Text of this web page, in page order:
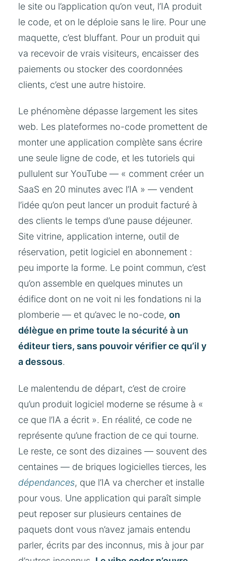
le site ou l’application qu’on veut, l’IA produit
le code, et on le déploie sans le lire. Pour une
maquette, c’est bluffant. Pour un produit qui
va recevoir de vrais visiteurs, encaisser des
paiements ou stocker des coordonnées
clients, c’est une autre histoire.
Le phénomène dépasse largement les sites
web. Les plateformes no-code promettent de
monter une application complète sans écrire
une seule ligne de code, et les tutoriels qui
pullulent sur YouTube — « comment créer un
SaaS en 20 minutes avec l’IA » — vendent
l’idée qu’on peut lancer un produit facturé à
des clients le temps d’une pause déjeuner.
Site vitrine, application interne, outil de
réservation, petit logiciel en abonnement :
peu importe la forme. Le point commun, c’est
qu’on assemble en quelques minutes un
édifice dont on ne voit ni les fondations ni la
plomberie — et qu’avec le no-code, on
délègue en prime toute la sécurité à un
éditeur tiers, sans pouvoir vérifier ce qu’il y
a dessous.
Le malentendu de départ, c’est de croire
qu’un produit logiciel moderne se résume à «
ce que l’IA a écrit ». En réalité, ce code ne
représente qu’une fraction de ce qui tourne.
Le reste, ce sont des dizaines — souvent des
centaines — de briques logicielles tierces, les
dépendances, que l’IA va chercher et installe
pour vous. Une application qui paraît simple
peut reposer sur plusieurs centaines de
paquets dont vous n’avez jamais entendu
parler, écrits par des inconnus, mis à jour par